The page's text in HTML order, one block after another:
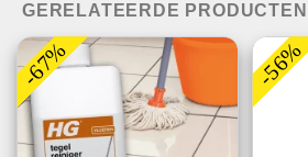
GERELATEERDE PRODUCTEN
-67% -56%